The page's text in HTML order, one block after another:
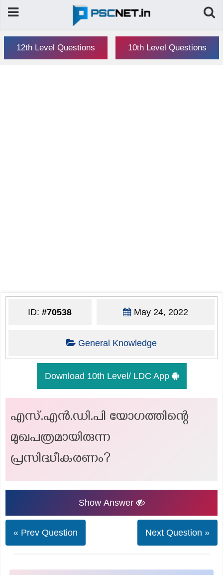
12th Level Questions 10th Level Questions
ID:#70538 May 24, 2022
General Knowledge
Download 10th Level/ LDC App
എസ്.എൻ.ഡി.പി യോഗത്തിന്റെ
മുഖപത്രമായിരുന്ന
പ്രസിദ്ധീകരണം?
Show Answer
« Prev Question Next Question »